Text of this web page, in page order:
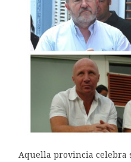
Aquella provincia celebra